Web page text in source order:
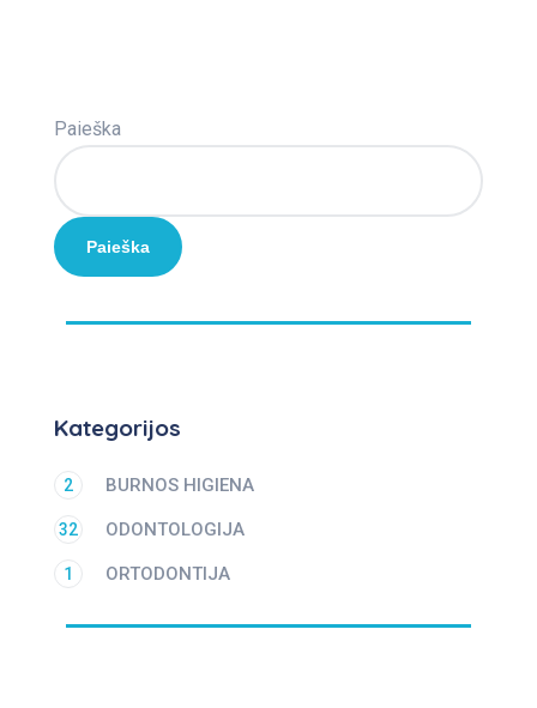
Paieška
Paieška
Kategorijos
BURNOS HIGIENA
2
ODONTOLOGIJA
32
ORTODONTIJA
1